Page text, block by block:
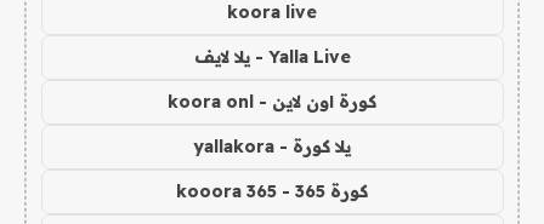
koora live
Yalla Live - يلا لايف
كورة اون لاين - koora onl
يلا كورة - yallakora
كورة 365 - kooora 365